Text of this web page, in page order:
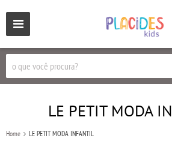
LE PETIT MODA
Home LE PETIT MODA INFANTIL